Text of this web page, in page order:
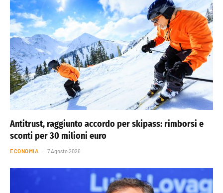
Antitrust, raggiunto accordo per skipass: rimborsi e
sconti per 30 milioni euro
ECONOMIA 7 Agosto 2026